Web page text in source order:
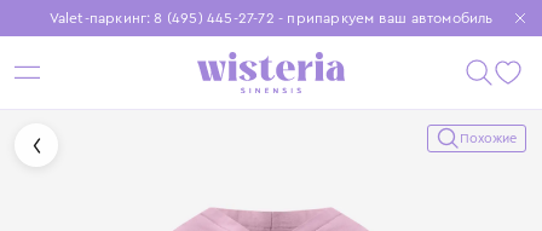
Valet-паркинг: 8 (495) 445-27-72 - припаркуем ваш автомобиль
Бесплатная доставка при заказе от 15 000 ₽
Установите приложение, чтобы покупки были еще удобнее
Похожие